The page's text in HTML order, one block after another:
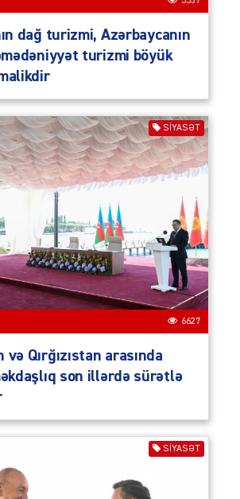
dağ turizmi, Azərbaycanın
turizmi böyük
SIYASƏT
6627
Qırğızıstan arasında
son illərdə sürətlə
SIYASƏT